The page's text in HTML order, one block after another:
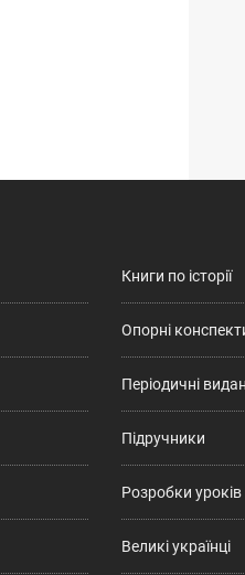
Книги по історії
Опорні
Періодичні
Підручники
Розробки уроків
Великі українці